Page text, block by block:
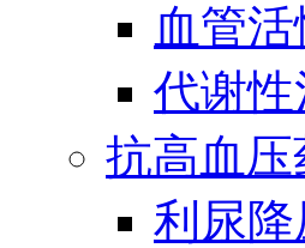
血管
代谢
抗高血压
利尿降